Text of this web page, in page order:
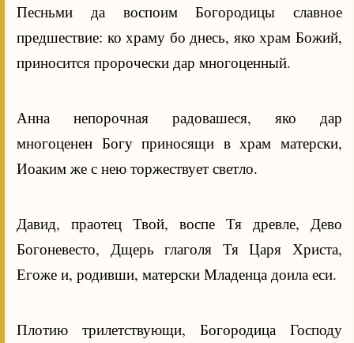
Песньми да воспоим Богородицы славное
предшествие: ко храму бо днесь, яко храм Божий,
приносится пророчески дар многоценный.
Анна непорочная радовашеся, яко дар
многоценен Богу приносящи в храм матерски,
Иоаким же с нею торжествует светло.
Давид, праотец Твой, воспе Тя древле, Дево
Богоневесто, Дщерь глаголя Тя Царя Христа,
Егоже и, родивши, матерски Младенца доила еси.
Плотию трилетствующи, Богородица Господу